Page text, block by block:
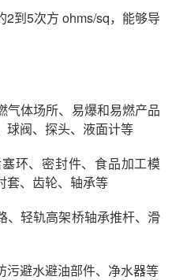
到5次方 ohms/sq，能够导
气体场所、易爆和易燃产品
球阀、探头、液面计等
环、密封件、食品加工模
套、齿轮、轴承等
、轻轨高架桥轴承推杆、滑
污避水避油部件、净水器等